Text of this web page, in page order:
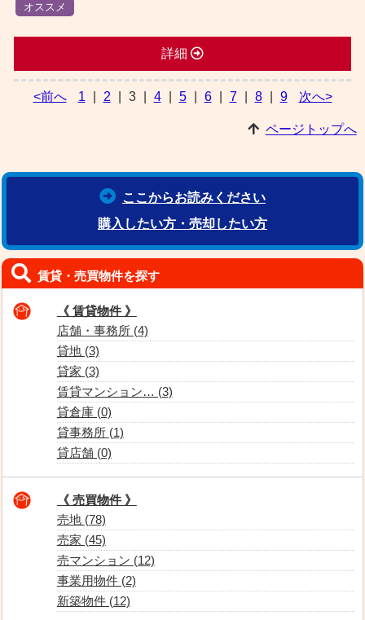
オススメ
詳細
<前へ 1 2 3 4 5 6 7 8 9 次へ>
ページトップへ
ここからお読みください
購入したい方・売却したい方
賃貸・売買物件を探す
《 賃貸物件 》
店舗・事務所 (4)
貸地 (3)
貸家 (3)
賃貸マンション… (3)
貸倉庫 (0)
貸事務所 (1)
貸店舗 (0)
《 売買物件 》
売地 (78)
売家 (45)
売マンション (12)
事業用物件 (2)
新築物件 (12)